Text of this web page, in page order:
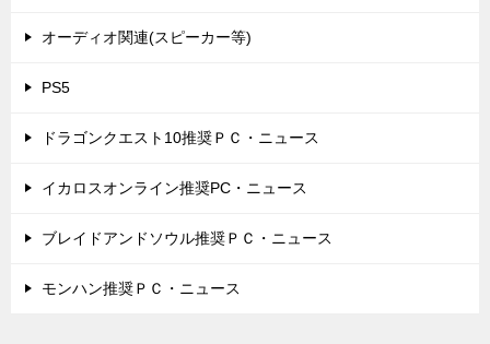
オーディオ関連(スピーカー等)
PS5
ドラゴンクエスト10推奨ＰＣ・ニュース
イカロスオンライン推奨PC・ニュース
ブレイドアンドソウル推奨ＰＣ・ニュース
モンハン推奨ＰＣ・ニュース